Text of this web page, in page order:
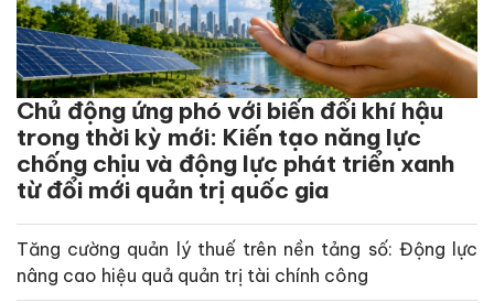
Chủ động ứng phó với biến đổi khí hậu
trong thời kỳ mới: Kiến tạo năng lực
chống chịu và động lực phát triển xanh
từ đổi mới quản trị quốc gia
Tăng cường quản lý thuế trên nền tảng số: Động lực
nâng cao hiệu quả quản trị tài chính công